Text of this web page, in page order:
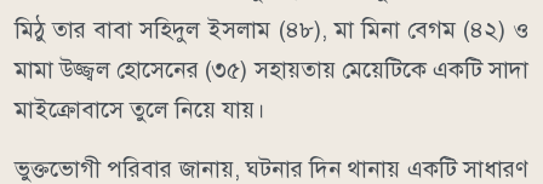
মিঠু তার বাবা সহিদুল ইসলাম (৪৮), মা মিনা বেগম (৪২) ও
মামা উজ্জ্বল হোসেনের (৩৫) সহায়তায় মেয়েটিকে একটি সাদা
মাইক্রোবাসে তুলে নিয়ে যায়।
ভুক্তভোগী পরিবার জানায়, ঘটনার দিন থানায় একটি সাধারণ